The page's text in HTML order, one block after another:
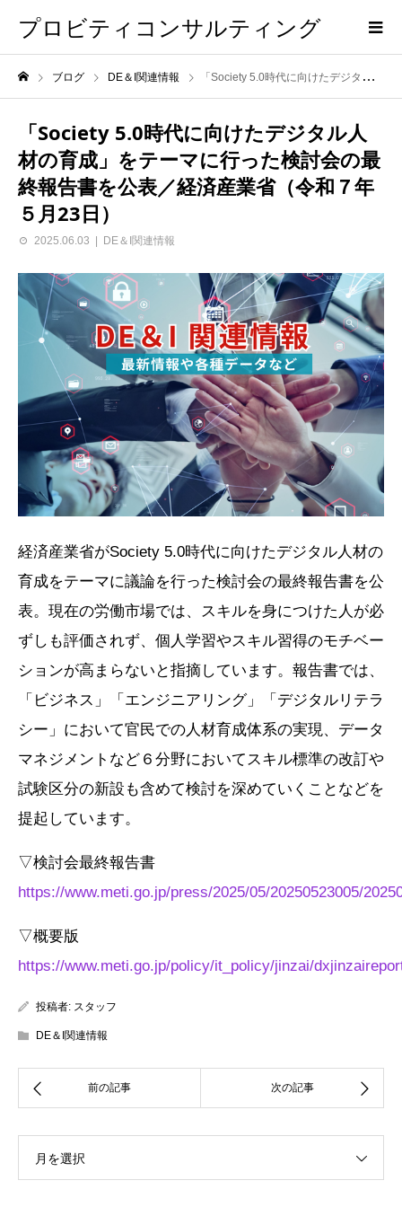
プロビティコンサルティング
ブログ DE＆I関連情報 「Society 5.0時代に向けたデジタル人材の育成」をテーマに行った検討会の最終報告書を公表／経済産業省（令和７年５月23日）
「Society 5.0時代に向けたデジタル人
材の育成」をテーマに行った検討会の最
終報告書を公表／経済産業省（令和７年
５月23日）
2025.06.03 DE＆I関連情報
経済産業省がSociety 5.0時代に向けたデジタル人材の
育成をテーマに議論を行った検討会の最終報告書を公
表。現在の労働市場では、スキルを身につけた人が必
ずしも評価されず、個人学習やスキル習得のモチベー
ションが高まらないと指摘しています。報告書では、
「ビジネス」「エンジニアリング」「デジタルリテラ
シー」において官民での人材育成体系の実現、データ
マネジメントなど６分野においてスキル標準の改訂や
試験区分の新設も含めて検討を深めていくことなどを
提起しています。
▽検討会最終報告書
https://www.meti.go.jp/press/2025/05/20250523005/
▽概要版
https://www.meti.go.jp/policy/it_policy/jinzai/
投稿者: スタッフ
DE＆I関連情報
月を選択